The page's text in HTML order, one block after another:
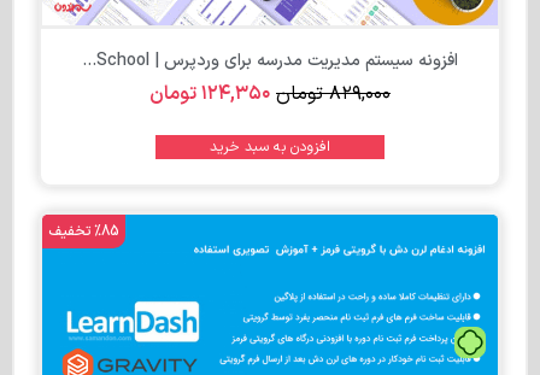
افزونه سیستم مدیریت مدرسه برای وردپرس | School...
۸۲۹,۰۰۰ تومان ۱۲۴,۳۵۰تومان
افزودن به سبد خرید
تومان
%85 تخفیف